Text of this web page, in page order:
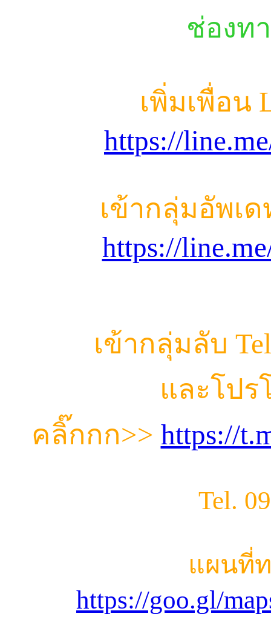
ช่องท
เพิ่มเพื่อน
https://
เข้ากลุ่มอัพเ
https://
เข้ากลุ่มลับ
และโป
คลิ๊กกก>> https://
Tel.
แผนที่
https://goo.gl/